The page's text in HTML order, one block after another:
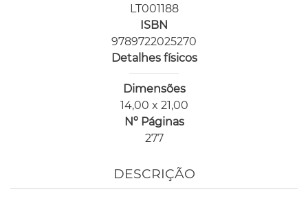
LT001188
ISBN
9789722025270
Detalhes físicos
Dimensões
14,00 x 21,00
Nº Páginas
277
DESCRIÇÃO